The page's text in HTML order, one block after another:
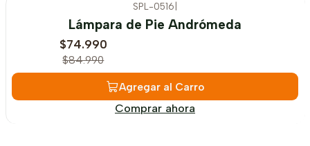
OFF
SPL-0516|
Lámpara de Pie Andrómeda
$74.990
$84.990
Agregar al Carro
Comprar ahora